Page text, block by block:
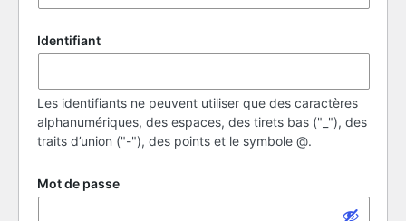
Identifiant
Les identifiants ne peuvent utiliser que des caractères
alphanumériques, des espaces, des tirets bas ("_"), des
traits d’union ("-"), des points et le symbole @.
Mot de passe